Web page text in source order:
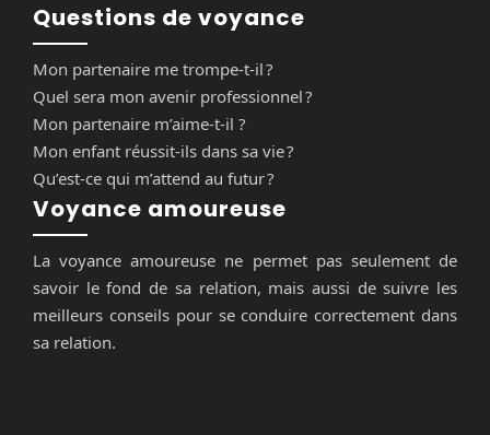
Questions de voyance
Mon partenaire me trompe-t-il ?
Quel sera mon avenir professionnel ?
Mon partenaire m’aime-t-il ?
Mon enfant réussit-ils dans sa vie ?
Qu’est-ce qui m’attend au futur ?
Voyance amoureuse
La voyance amoureuse ne permet pas seulement de
savoir le fond de sa relation, mais aussi de suivre les
meilleurs conseils pour se conduire correctement dans
sa relation.